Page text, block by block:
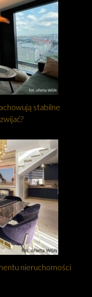
stabilne
nieruchomości